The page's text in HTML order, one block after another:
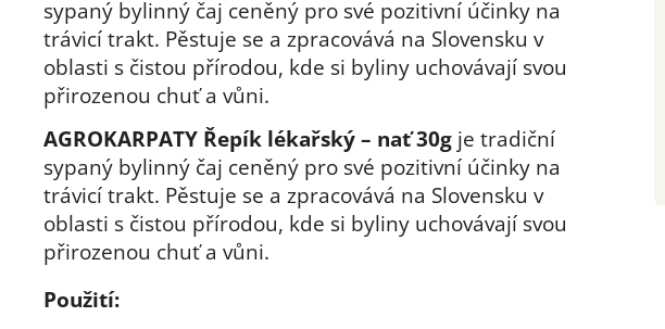
sypaný bylinný čaj ceněný pro své pozitivní účinky na
trávicí trakt. Pěstuje se a zpracovává na Slovensku v
oblasti s čistou přírodou, kde si byliny uchovávají svou
přirozenou chuť a vůni.
AGROKARPATY Řepík lékařský – nať 30g je tradiční
sypaný bylinný čaj ceněný pro své pozitivní účinky na
trávicí trakt. Pěstuje se a zpracovává na Slovensku v
oblasti s čistou přírodou, kde si byliny uchovávají svou
přirozenou chuť a vůni.
Použití: